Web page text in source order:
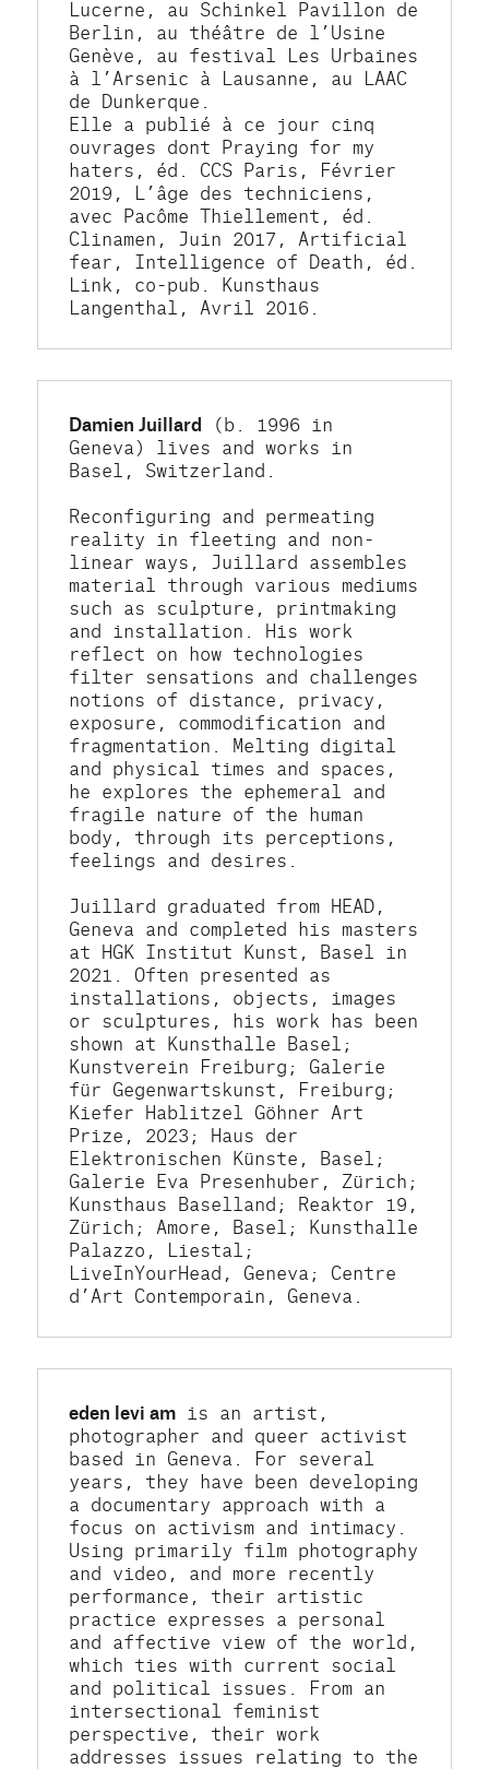
Lucerne, au Schinkel Pavillon de
Berlin, au théâtre de l’Usine
Genève, au festival Les Urbaines
à l’Arsenic à Lausanne, au LAAC
de Dunkerque.
Elle a publié à ce jour cinq
ouvrages dont Praying for my
haters, éd. CCS Paris, Février
2019, L’âge des techniciens,
avec Pacôme Thiellement, éd.
Clinamen, Juin 2017, Artificial
fear, Intelligence of Death, éd.
Link, co-pub. Kunsthaus
Langenthal, Avril 2016.
Damien Juillard (b. 1996 in
Geneva) lives and works in
Basel, Switzerland.
Reconfiguring and permeating
reality in fleeting and non-
linear ways, Juillard assembles
material through various mediums
such as sculpture, printmaking
and installation. His work
reflect on how technologies
filter sensations and challenges
notions of distance, privacy,
exposure, commodification and
fragmentation. Melting digital
and physical times and spaces,
he explores the ephemeral and
fragile nature of the human
body, through its perceptions,
feelings and desires.
Juillard graduated from HEAD,
Geneva and completed his masters
at HGK Institut Kunst, Basel in
2021. Often presented as
installations, objects, images
or sculptures, his work has been
shown at Kunsthalle Basel;
Kunstverein Freiburg; Galerie
für Gegenwartskunst, Freiburg;
Kiefer Hablitzel Göhner Art
Prize, 2023; Haus der
Elektronischen Künste, Basel;
Galerie Eva Presenhuber, Zürich;
Kunsthaus Baselland; Reaktor 19,
Zürich; Amore, Basel; Kunsthalle
Palazzo, Liestal;
LiveInYourHead, Geneva; Centre
d’Art Contemporain, Geneva.
eden levi am is an artist,
photographer and queer activist
based in Geneva. For several
years, they have been developing
a documentary approach with a
focus on activism and intimacy.
Using primarily film photography
and video, and more recently
performance, their artistic
practice expresses a personal
and affective view of the world,
which ties with current social
and political issues. From an
intersectional feminist
perspective, their work
addresses issues relating to the